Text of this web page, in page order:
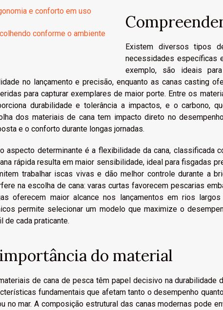
e conforto em uso
conforme o ambiente
Existem diversos tipos
necessidades específicas
exemplo, são ideais
no lançamento e precisão, enquanto as canas casting
para capturar exemplares de maior porte. Entre os
durabilidade e tolerância a impactos, e o carbono,
dos materiais de cana tem impacto direto no
e o conforto durante longas jornadas.
aspecto determinante é a flexibilidade da cana, classificada
rápida resulta em maior sensibilidade, ideal para fisgadas
trabalhar iscas vivas e dão melhor controle durante a
na escolha de cana: varas curtas favorecem pescarias
oferecem maior alcance nos lançamentos em rios
permite selecionar um modelo que maximize o
de cada praticante.
do material
de cana de pesca têm papel decisivo na durabilidade
fundamentais que afetam tanto o desempenho
no mar. A composição estrutural das canas modernas pode